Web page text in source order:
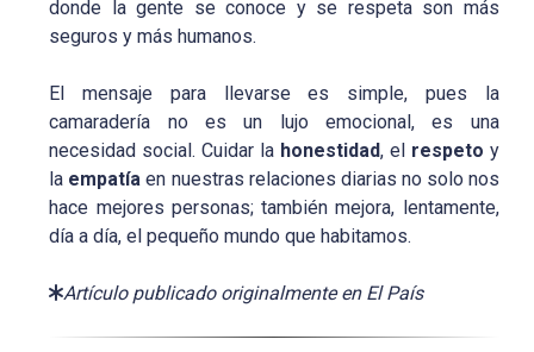
donde la gente se conoce y se respeta son más
seguros y más humanos.
El mensaje para llevarse es simple, pues la
camaradería no es un lujo emocional, es una
necesidad social. Cuidar la honestidad, el respeto y
la empatía en nuestras relaciones diarias no solo nos
hace mejores personas; también mejora, lentamente,
día a día, el pequeño mundo que habitamos.
Artículo publicado originalmente en El País